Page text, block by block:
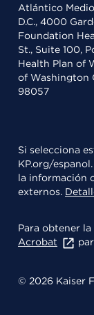
Atlántico
D.C., 4000
Foundation
St., Suite 100,
Health Plan of
of Washington
98057
Si selecciona
KP.org/
la información
externos.
Para obtener
Acrobat
© 2026 Kaiser